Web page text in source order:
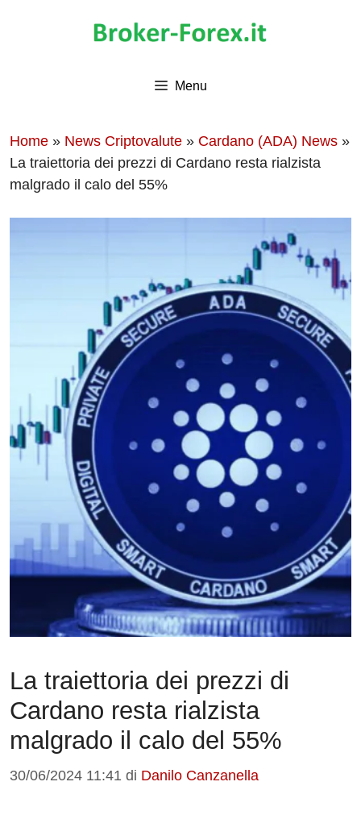
Menu
Home » News Criptovalute » Cardano (ADA) News »
La traiettoria dei prezzi di Cardano resta rialzista
malgrado il calo del 55%
La traiettoria dei prezzi di
Cardano resta rialzista
malgrado il calo del 55%
30/06/2024 11:41 di Danilo Canzanella